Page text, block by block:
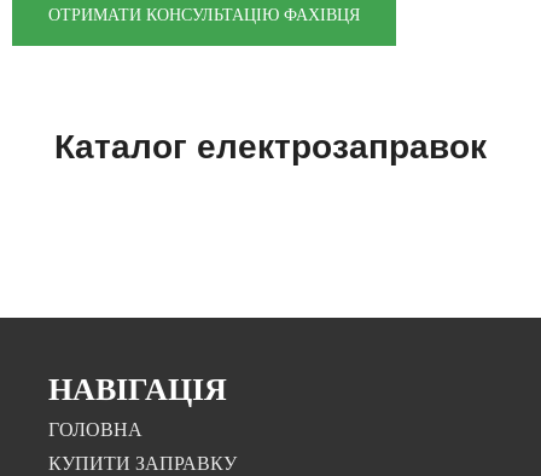
ОТРИМАТИ КОНСУЛЬТАЦІЮ ФАХІВЦЯ
Каталог електрозаправок
НАВІГАЦІЯ
ГОЛОВНА
КУПИТИ ЗАПРАВКУ